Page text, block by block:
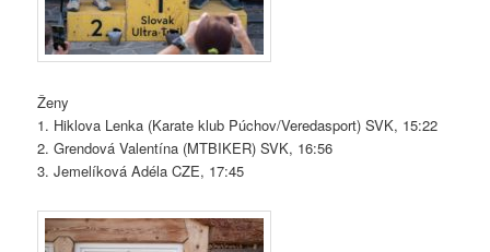
Ženy
1. Hiklova Lenka (Karate klub Púchov/Veredasport) SVK, 15:22
2. Grendová Valentína (MTBIKER) SVK, 16:56
3. Jemelíková Adéla CZE, 17:45